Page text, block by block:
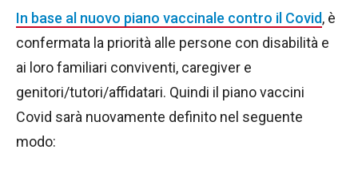
In base al nuovo piano vaccinale contro il Covid, è
confermata la priorità alle persone con disabilità e
ai loro familiari conviventi, caregiver e
genitori/tutori/affidatari. Quindi il piano vaccini
Covid sarà nuovamente definito nel seguente
modo: